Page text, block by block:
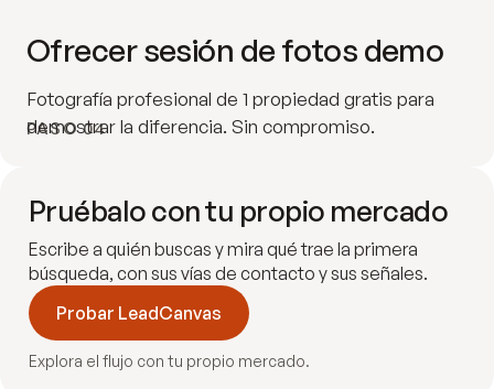
PASO 04
Ofrecer sesión de fotos demo
Fotografía profesional de 1 propiedad gratis para
demostrar la diferencia. Sin compromiso.
Pruébalo con tu propio mercado
Escribe a quién buscas y mira qué trae la primera
búsqueda, con sus vías de contacto y sus señales.
Probar LeadCanvas
Explora el flujo con tu propio mercado.